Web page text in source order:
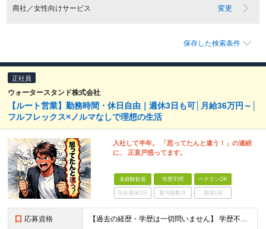
商社／女性向けサービス 変更
保存した検索条件
正社員
ウォータースタンド株式会社
【ルート営業】勤務時間・休日自由｜週休3日も可│月給36万円～│
フルフレックス×ノルマなしで理想の生活
入社して半年。 「思ってたんと違う！」の連続
に、 正直戸惑ってます。
未経験歓迎 学歴不問 ベテランOK
完全週休2日 賞与複数月 面接1回
応募資格 【過去の経歴・学歴は一切問いません】 学歴不問・職種未経験歓迎・業種未経験歓迎 第二新卒・ブランクがある方も歓迎 ・普通自動車運転免許（AT限定可）をお持ちの方 Lお客様先へは社用車で訪問しますが